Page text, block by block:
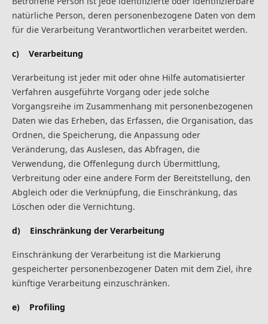
natürliche Person, deren personenbezogene Daten von dem
für die Verarbeitung Verantwortlichen verarbeitet werden.
c) Verarbeitung
Verarbeitung ist jeder mit oder ohne Hilfe automatisierter
Verfahren ausgeführte Vorgang oder jede solche
Vorgangsreihe im Zusammenhang mit personenbezogenen
Daten wie das Erheben, das Erfassen, die Organisation, das
Ordnen, die Speicherung, die Anpassung oder
Veränderung, das Auslesen, das Abfragen, die
Verwendung, die Offenlegung durch Übermittlung,
Verbreitung oder eine andere Form der Bereitstellung, den
Abgleich oder die Verknüpfung, die Einschränkung, das
Löschen oder die Vernichtung.
d) Einschränkung der Verarbeitung
Einschränkung der Verarbeitung ist die Markierung
gespeicherter personenbezogener Daten mit dem Ziel, ihre
künftige Verarbeitung einzuschränken.
e) Profiling